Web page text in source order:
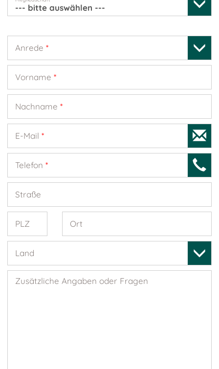
Anrede *
Vorname *
Nachname *
E-Mail *
Telefon *
Straße
PLZ Ort
Land
Zusätzliche Angaben oder Fragen